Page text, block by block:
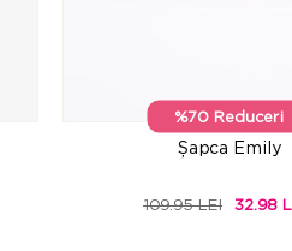
%70 Reduceri
Șapca Emily
109.95 LEI 32.98